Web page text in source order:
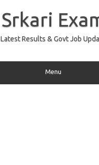
Srkari
Latest Results & Govt Job
Menu